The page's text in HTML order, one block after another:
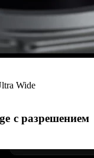
Wide
с разрешением